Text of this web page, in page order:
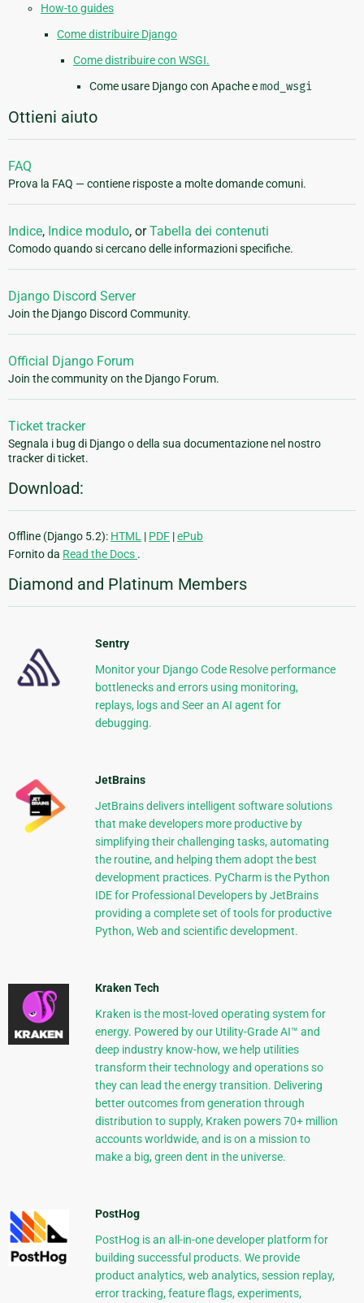
How-to guides
Come distribuire Django
Come distribuire con WSGI.
Come usare Django con Apache emod_wsgi
Ottieni aiuto
FAQ
Prova la FAQ — contiene risposte a molte domande comuni.
Indice, Indice modulo, orTabella dei contenuti
Comodo quando si cercano delle informazioni specifiche.
Django Discord Server
Join the Django Discord Community.
Official Django Forum
Join the community on the Django Forum.
Ticket tracker
Segnala i bug di Django o della sua documentazione nel nostro
tracker di ticket.
Download:
Offline (Django 5.2): HTML | PDF |ePub
Fornito da Read the Docs .
Diamond and Platinum Members
Sentry
Monitor your Django Code Resolve performance
bottlenecks and errors using monitoring,
replays, logs and Seer an AI agent for
debugging.
JetBrains
JetBrains delivers intelligent software solutions
that make developers more productive by
simplifying their challenging tasks, automating
the routine, and helping them adopt the best
development practices. PyCharm is the Python
IDE for Professional Developers by JetBrains
providing a complete set of tools for productive
Python, Web and scientific development.
Kraken Tech
Kraken is the most-loved operating system for
energy. Powered by our Utility-Grade AI™ and
deep industry know-how, we help utilities
transform their technology and operations so
they can lead the energy transition. Delivering
better outcomes from generation through
distribution to supply, Kraken powers 70+ million
accounts worldwide, and is on a mission to
make a big, green dent in the universe.
PostHog
PostHog is an all-in-one developer platform for
building successful products. We provide
product analytics, web analytics, session replay,
error tracking, feature flags, experiments,